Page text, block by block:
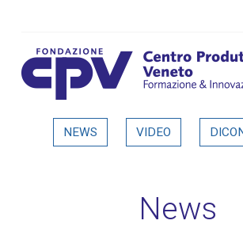
Super alleanza tra
Vicenza - Dettaglio
NEWS VIDEO
News